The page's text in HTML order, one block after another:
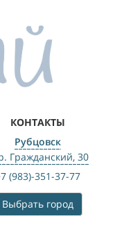
КОНТАКТЫ
Рубцовск
Гражданский, 30
(983)-351-37-77
Выбрать город